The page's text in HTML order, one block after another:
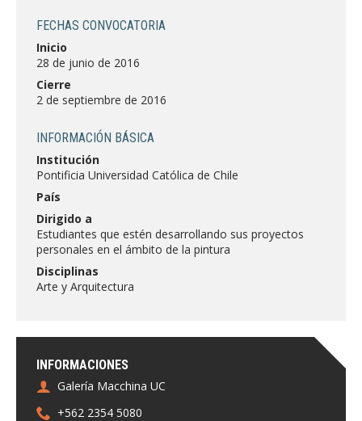
BIBLIOTECA
DEPARTAMENTOS
FACULTAD
Estudiantes
Académicas/os
INFORMACIONES
Galería Macchina UC
+562 2354 5080
FECHAS CONVOCATORIA
Inicio
28 de junio de 2016
Cierre
2 de septiembre de 2016
INFORMACIÓN BÁSICA
Institución
Pontificia Universidad Católica de Chile
País
Dirigido a
Estudiantes que estén desarrollando sus proyectos
personales en el ámbito de la pintura
Disciplinas
Arte y Arquitectura